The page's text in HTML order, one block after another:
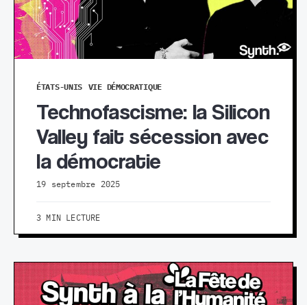
ÉTATS-UNIS VIE DÉMOCRATIQUE
Technofascisme: la Silicon
Valley fait sécession avec
la démocratie
19 septembre 2025
3 MIN LECTURE